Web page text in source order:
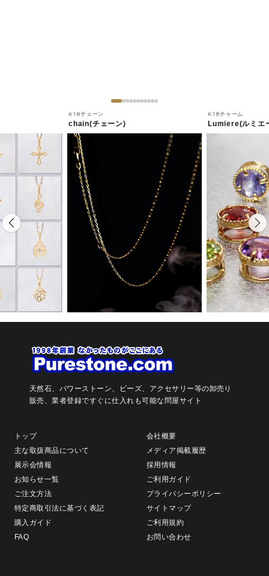
K18チェーン
chain(チェーン)
K18チャーム
Lumiere(ルミエ
天然石、パワーストーン、ビーズ、アクセサリー等の卸売り
販売、業者登録ですぐに仕入れも可能な問屋サイト
トップ
会社概要
主な取扱商品について
メディア掲載履歴
展示会情報
採用情報
お知らせ一覧
ご利用ガイド
ご注文方法
プライバシーポリシー
特定商取引法に基づく表記
サイトマップ
購入ガイド
ご利用規約
FAQ
お問い合わせ